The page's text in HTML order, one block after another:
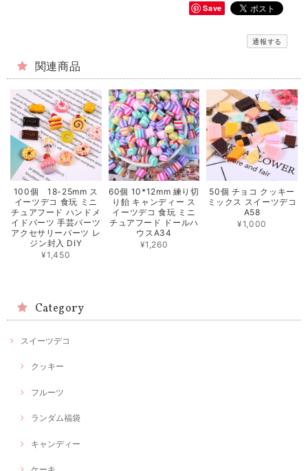
Save
通報する
関連商品
100個 18-25mm ス
イーツデコ 食玩 ミニ
チュアフード ハンドメ
イドパーツ 手芸パーツ
アクセサリーパーツ レ
ジン封入 DIY
¥1,450
60個 10*12mm 練り切
り飴 キャンディー ス
イーツデコ 食玩 ミニ
チュアフード ドールハ
ウスA34
¥1,260
50個 チョコ クッキー
ミックス スイーツデコ
A58
¥1,000
Category
スイーツデコ
クッキー
フルーツ
ランダム福袋
キャンディー